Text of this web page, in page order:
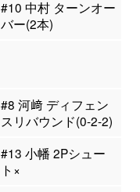
#10 中村 ターンオー
バー(2本)
#8 河﨑 ディフェン
スリバウンド(0-2-2)
#13 小幡 2Pシュー
ト×